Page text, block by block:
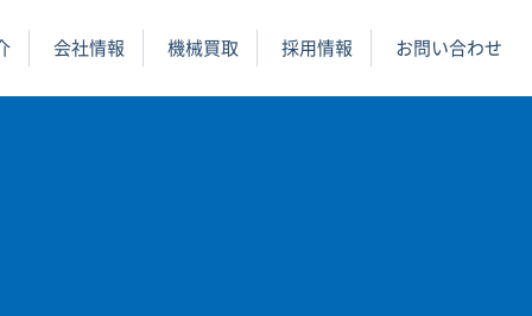
会社情報 機械買取 採用情報 お問い合わせ